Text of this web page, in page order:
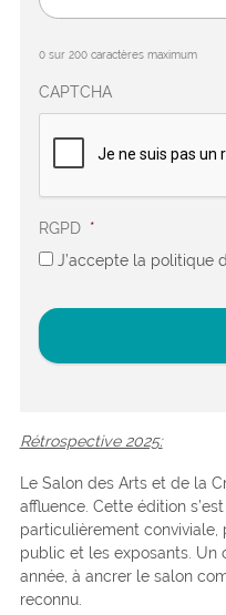
0 sur 200 caractères maximum
CAPTCHA
RGPD *
J’accepte la politique
Rétrospective 2025:
Le Salon des Arts et de la
affluence. Cette édition
particulièrement
public et les exposants. Un
année, à ancrer le salon
reconnu.